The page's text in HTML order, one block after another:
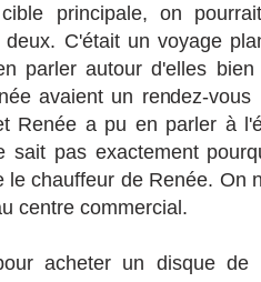
principale, on
deux. C'était un voyage
parler autour d'elles
avaient un rendez-
Renée a pu en parler à
sait pas exactement
le chauffeur de Renée. On
centre commercial.
acheter un disque